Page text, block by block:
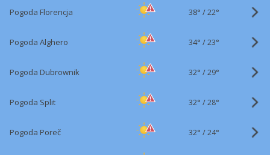
Pogoda Florencja 38° /22°
Pogoda Alghero 34° /23°
Pogoda Dubrownik 32° /29°
Pogoda Split 32° /28°
Pogoda Poreč 32° /24°